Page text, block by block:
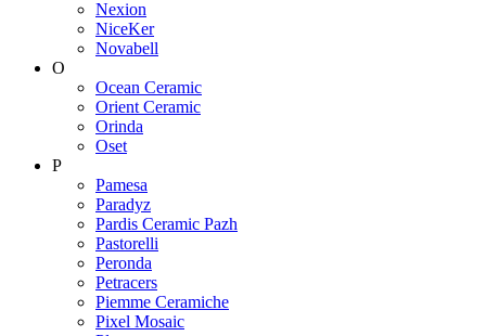
Nexion
NiceKer
Novabell
O
Ocean Ceramic
Orient Ceramic
Orinda
Oset
P
Pamesa
Paradyz
Pardis Ceramic Pazh
Pastorelli
Peronda
Petracers
Piemme Ceramiche
Pixel Mosaic